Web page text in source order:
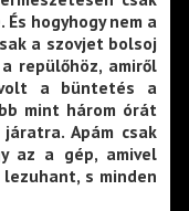
hogyhogy nem a
a szovjet bolsoj
repülőhöz, amiről
a büntetés a
mint három órát
Apám csak
az a gép, amivel
s minden